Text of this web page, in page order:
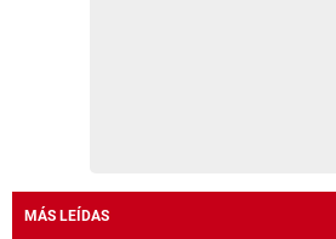
MÁS LEÍDAS